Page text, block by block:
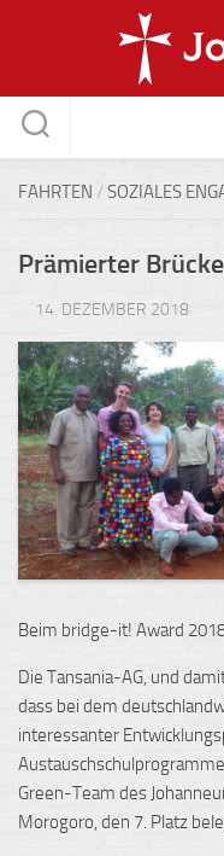
FAHRTEN / SOZIALES
Prämierter
14. DEZEMBER 2018
Beim bridge-it! Award
Die Tansania-AG, und
dass bei dem
interessanter
Green-Team des
Morogoro, den 7. Platz